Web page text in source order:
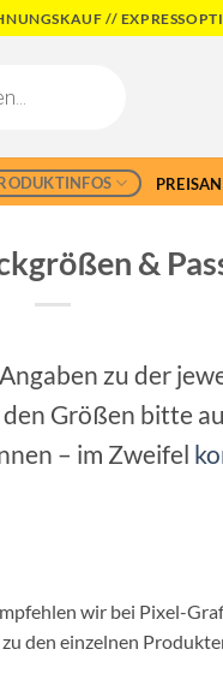
//
&
zu der
Größen bitte
– im Zweifel
wir bei Pixel-
den einzelnen